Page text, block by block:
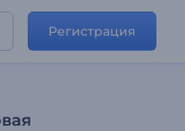
Регистрация